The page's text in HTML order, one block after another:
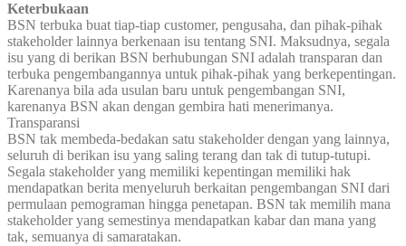
Keterbukaan
BSN terbuka buat tiap-tiap customer, pengusaha, dan pihak-pihak
stakeholder lainnya berkenaan isu tentang SNI. Maksudnya, segala
isu yang di berikan BSN berhubungan SNI adalah transparan dan
terbuka pengembangannya untuk pihak-pihak yang berkepentingan.
Karenanya bila ada usulan baru untuk pengembangan SNI,
karenanya BSN akan dengan gembira hati menerimanya.
Transparansi
BSN tak membeda-bedakan satu stakeholder dengan yang lainnya,
seluruh di berikan isu yang saling terang dan tak di tutup-tutupi.
Segala stakeholder yang memiliki kepentingan memiliki hak
mendapatkan berita menyeluruh berkaitan pengembangan SNI dari
permulaan pemograman hingga penetapan. BSN tak memilih mana
stakeholder yang semestinya mendapatkan kabar dan mana yang
tak, semuanya di samaratakan.